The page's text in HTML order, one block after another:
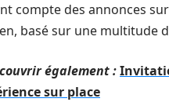
compte des annonces
basé sur une multitude
également :
sur place